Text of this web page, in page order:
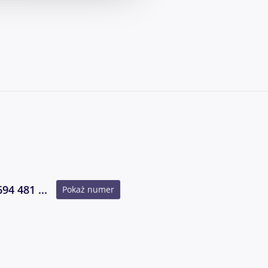
481 ... Pokaż numer